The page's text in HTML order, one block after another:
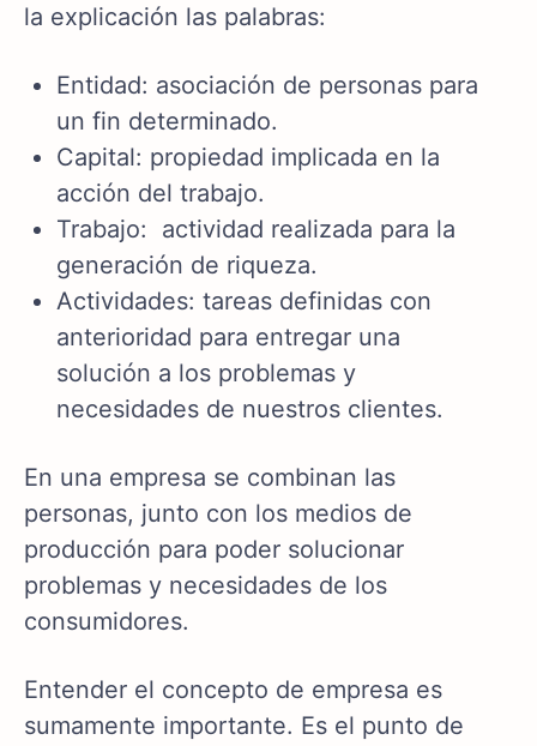
la explicación las palabras:
Entidad: asociación de personas para
un fin determinado.
Capital: propiedad implicada en la
acción del trabajo.
Trabajo: actividad realizada para la
generación de riqueza.
Actividades: tareas definidas con
anterioridad para entregar una
solución a los problemas y
necesidades de nuestros clientes.
En una empresa se combinan las
personas, junto con los medios de
producción para poder solucionar
problemas y necesidades de los
consumidores.
Entender el concepto de empresa es
sumamente importante. Es el punto de